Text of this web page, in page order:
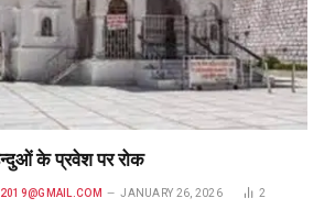
के प्रवेश पर रोक
JANUARY 26, 2026 2